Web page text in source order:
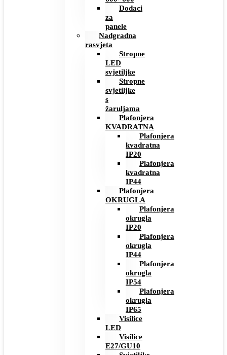
Dodaci
za
panele
Nadgradna
rasvjeta
Stropne
LED
svjetiljke
Stropne
svjetiljke
s
žaruljama
Plafonjera
KVADRATNA
Plafonjera
kvadratna
IP20
Plafonjera
kvadratna
IP44
Plafonjera
OKRUGLA
Plafonjera
okrugla
IP20
Plafonjera
okrugla
IP44
Plafonjera
okrugla
IP54
Plafonjera
okrugla
IP65
Visilice
LED
Visilice
E27/GU10